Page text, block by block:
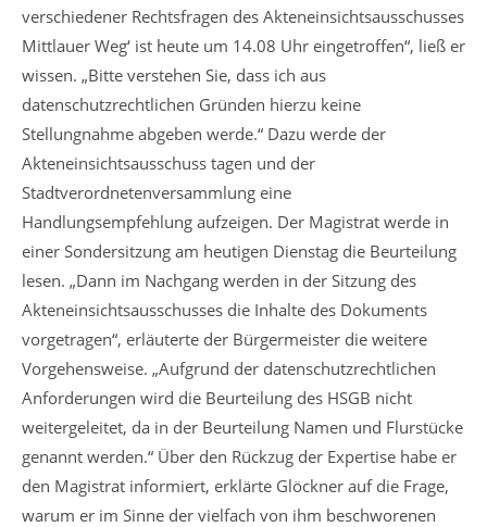
verschiedener Rechtsfragen des Akteneinsichtsausschusses
Mittlauer Weg‘ ist heute um 14.08 Uhr eingetroffen“, ließ er
wissen. „Bitte verstehen Sie, dass ich aus
datenschutzrechtlichen Gründen hierzu keine
Stellungnahme abgeben werde.“ Dazu werde der
Akteneinsichtsausschuss tagen und der
Stadtverordnetenversammlung eine
Handlungsempfehlung aufzeigen. Der Magistrat werde in
einer Sondersitzung am heutigen Dienstag die Beurteilung
lesen. „Dann im Nachgang werden in der Sitzung des
Akteneinsichtsausschusses die Inhalte des Dokuments
vorgetragen“, erläuterte der Bürgermeister die weitere
Vorgehensweise. „Aufgrund der datenschutzrechtlichen
Anforderungen wird die Beurteilung des HSGB nicht
weitergeleitet, da in der Beurteilung Namen und Flurstücke
genannt werden.“ Über den Rückzug der Expertise habe er
den Magistrat informiert, erklärte Glöckner auf die Frage,
warum er im Sinne der vielfach von ihm beschworenen